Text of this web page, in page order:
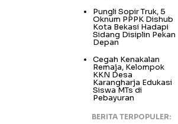
Pungli Sopir Truk, 5
Oknum PPPK Dishub
Kota Bekasi Hadapi
Sidang Disiplin Pekan
Depan
Cegah Kenakalan
Remaja, Kelompok
KKN Desa
Karangharja Edukasi
Siswa MTs di
Pebayuran
BERITA TERPOPULER: